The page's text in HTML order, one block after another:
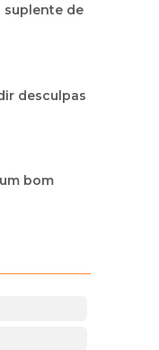
suplente de
desculpas
bom